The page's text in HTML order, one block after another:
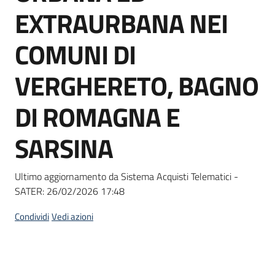
EXTRAURBANA NEI
COMUNI DI
VERGHERETO, BAGNO
DI ROMAGNA E
SARSINA
Ultimo aggiornamento da Sistema Acquisti Telematici -
SATER: 26/02/2026 17:48
CondividiVedi azioni